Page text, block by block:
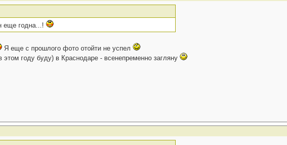
еще годна...!
Я еще с прошлого фото отойти не успел
году буду) в Краснодаре - всенепременно загляну